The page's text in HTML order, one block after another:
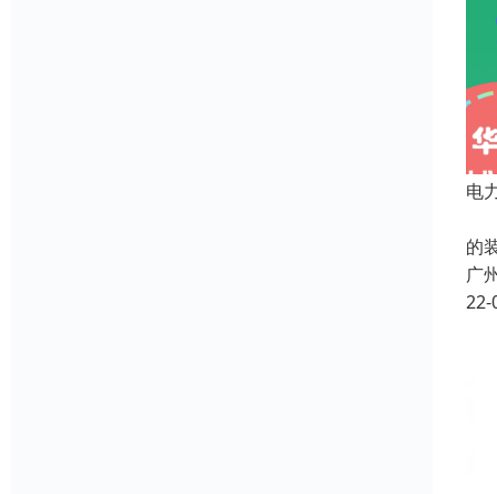
电
的
广
22-